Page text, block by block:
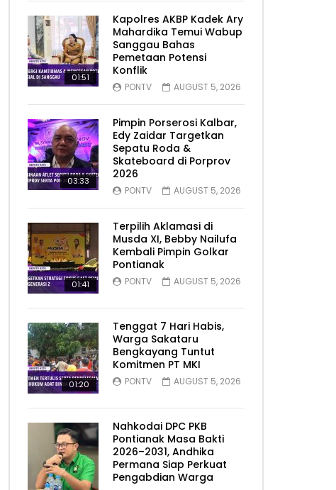
01:51
Kapolres AKBP Kadek Ary
Mahardika Temui Wabup
Sanggau Bahas
Pemetaan Potensi
Konflik
PONTV AUGUST 5, 2026
03:33
Pimpin Porserosi Kalbar,
Edy Zaidar Targetkan
Sepatu Roda &
Skateboard di Porprov
2026
PONTV AUGUST 5, 2026
01:41
Terpilih Aklamasi di
Musda XI, Bebby Nailufa
Kembali Pimpin Golkar
Pontianak
PONTV AUGUST 5, 2026
01:20
Tenggat 7 Hari Habis,
Warga Sakataru
Bengkayang Tuntut
Komitmen PT MKI
PONTV AUGUST 5, 2026
Nahkodai DPC PKB
Pontianak Masa Bakti
2026–2031, Andhika
Permana Siap Perkuat
Pengabdian Warga